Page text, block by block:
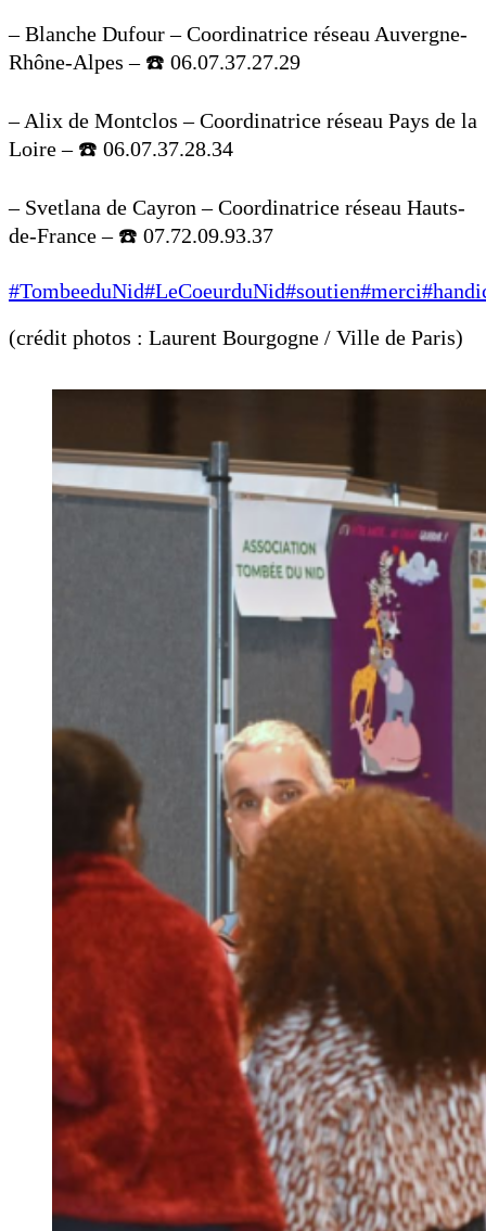
– Blanche Dufour – Coordinatrice réseau Auvergne-
Rhône-Alpes – ☎️ 06.07.37.27.29
– Alix de Montclos – Coordinatrice réseau Pays de la
Loire – ☎️ 06.07.37.28.34
– Svetlana de Cayron – Coordinatrice réseau Hauts-
de-France – ☎️ 07.72.09.93.37
#TombeeduNid#LeCoeurduNid#soutien#merci
(crédit photos : Laurent Bourgogne / Ville de Paris)